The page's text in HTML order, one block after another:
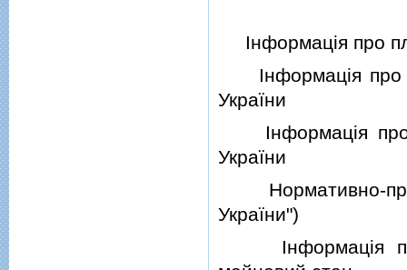
Iнформацiя про
Iнформацiя про
України
Iнформацiя про
України
Нормативно-
України")
Iнформацiя про